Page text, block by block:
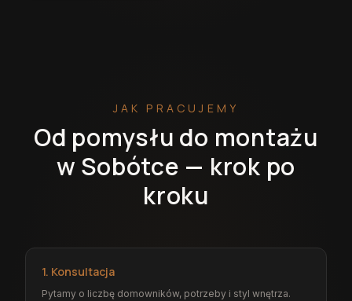
JAK PRACUJEMY
Od pomysłu do montażu
w Sobótce — krok po
kroku
1. Konsultacja
Pytamy o liczbę domowników, potrzeby i styl wnętrza.